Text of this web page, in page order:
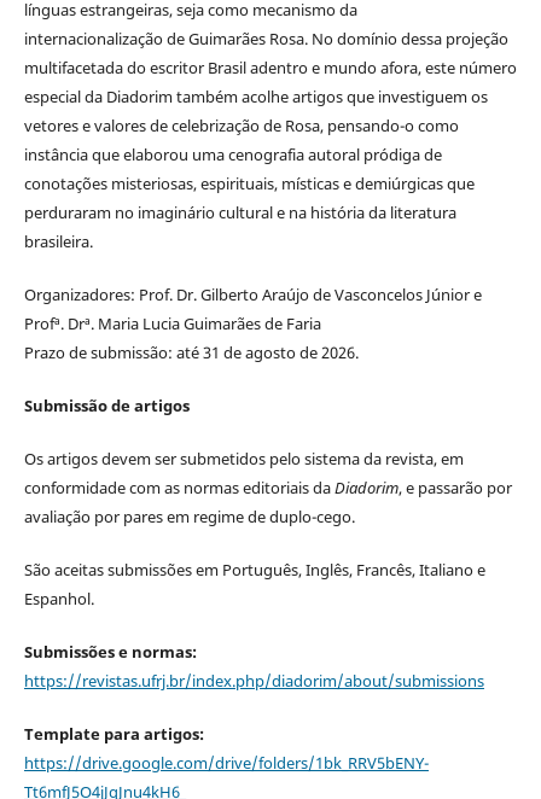
línguas estrangeiras, seja como mecanismo da
internacionalização de Guimarães Rosa. No domínio dessa projeção
multifacetada do escritor Brasil adentro e mundo afora, este número
especial da Diadorim também acolhe artigos que investiguem os
vetores e valores de celebrização de Rosa, pensando-o como
instância que elaborou uma cenografia autoral pródiga de
conotações misteriosas, espirituais, místicas e demiúrgicas que
perduraram no imaginário cultural e na história da literatura
brasileira.
Organizadores: Prof. Dr. Gilberto Araújo de Vasconcelos Júnior e
Profª. Drª. Maria Lucia Guimarães de Faria
Prazo de submissão: até 31 de agosto de 2026.
Submissão de artigos
Os artigos devem ser submetidos pelo sistema da revista, em
conformidade com as normas editoriais daDiadorim, e passarão por
avaliação por pares em regime de duplo-cego.
São aceitas submissões em Português, Inglês, Francês, Italiano e
Espanhol.
Submissões e normas:
https://revistas.ufrj.br/index.php/diadorim/about/submissions
Template para artigos:
https://drive.google.com/drive/folders/1bk_RRV5bENY-
Tt6mfJ5O4jJqJnu4kH6_